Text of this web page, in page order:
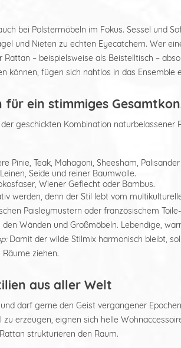
bei Polstermöbeln im Fokus. Sessel und
und Nieten zu echten Eyecatchern. Wer
– beispielsweise als Beistelltisch –
können, fügen sich nahtlos in das Ensemble
ein stimmiges
geschickten Kombination
Pinie, Teak, Mahagoni, Sheesham,
Seide und reiner Baumwolle.
Wiener Geflecht oder Bambus.
werden, denn der Stil lebt vom
Paisleymustern oder französischem
Wänden und Großmöbeln. Lebendige,
Damit der wilde Stilmix harmonisch bleibt,
ziehen.
aus aller Welt
darf gerne den Geist vergangener
erzeugen, eignen sich helle
strukturieren den Raum.